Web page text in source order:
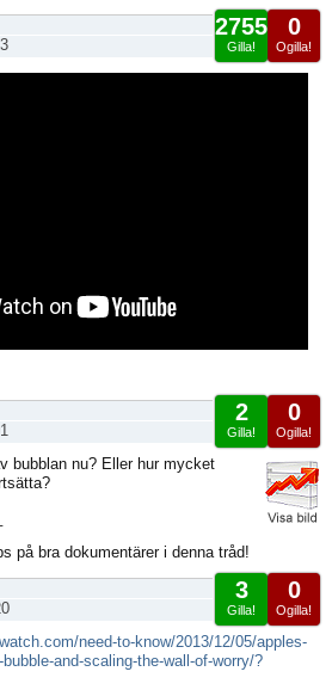
0
Ogilla!
2755
Gilla!
0
Ogilla!
2
Gilla!
bubblan nu? Eller hur mycket
på bra dokumentärer i denna tråd!
0
Ogilla!
3
Gilla!
need-to-know/2013/12/05/apples-
and-scaling-the-wall-of-worry/?